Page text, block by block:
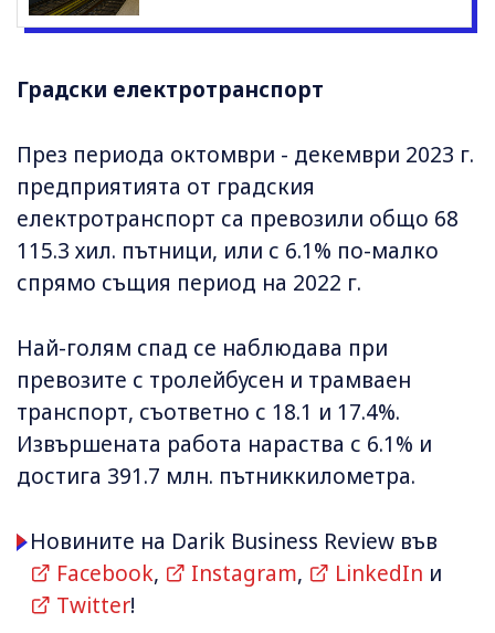
Градски електротранспорт
През периода октомври - декември 2023 г.
предприятията от градския
електротранспорт са превозили общо 68
115.3 хил. пътници, или с 6.1% по-малко
спрямо същия период на 2022 г.
Най-голям спад се наблюдава при
превозите с тролейбусен и трамваен
транспорт, съответно с 18.1 и 17.4%.
Извършената работа нараства с 6.1% и
достига 391.7 млн. пътниккилометра.
Новините на Darik Business Review във
Facebook, Instagram, LinkedIn и
Twitter!